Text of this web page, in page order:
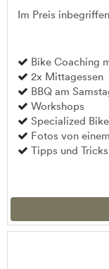
Im Preis
Bike Coaching
2x Mittagessen
BBQ am
Workshops
Specialized
Fotos von
Tipps und